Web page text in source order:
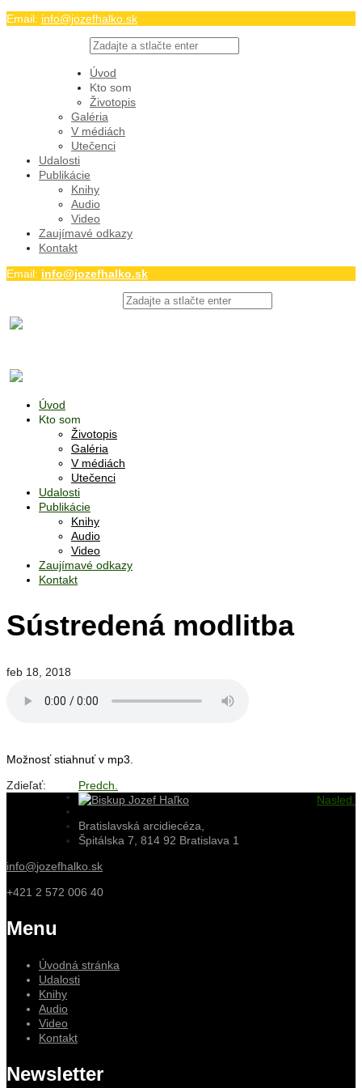
Email: info@jozefhalko.sk
Facebook
Youtube
Úvod
Kto som
Životopis
Galéria
V médiách
Utečenci
Udalosti
Publikácie
Knihy
Audio
Video
Zaujímavé odkazy
Kontakt
Email: info@jozefhalko.sk
Úvod
Kto som
Životopis
Galéria
V médiách
Utečenci
Udalosti
Publikácie
Knihy
Audio
Video
Zaujímavé odkazy
Kontakt
Sústredená modlitba
feb 18, 2018
Možnosť stiahnuť v mp3.
Zdieľať:
Predch.
Nasled.
Bratislavská arcidiecéza,
Špitálska 7, 814 92 Bratislava 1
info@jozefhalko.sk
+421 2 572 006 40
Menu
Úvodná stránka
Udalosti
Knihy
Audio
Video
Kontakt
Newsletter